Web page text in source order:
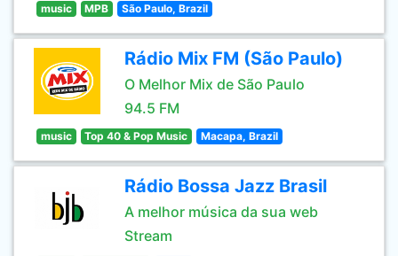
music MPB São Paulo, Brazil
Rádio Mix FM (São Paulo)
O Melhor Mix de São Paulo
94.5 FM
music Top 40 & Pop Music Macapa, Brazil
Rádio Bossa Jazz Brasil
A melhor música da sua web
Stream